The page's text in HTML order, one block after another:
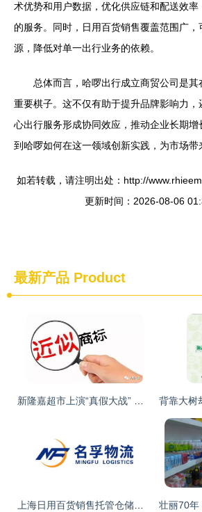
术优势和用户数据，优化供应链和配送效
的服务。同时，日用百货销售覆盖范围广
源，降低对单一出行业务的依赖。
总体而言，哈啰出行成立商贸公司是
重要棋子。这不仅有助于提升品牌影响力
心出行服务形成协同效应，推动企业长期
到哈啰如何在这一领域创新实践，为市场带
如若转载，请注明出处：http://
更新时间：2026-08-06
最新产品 Product
新隆嘉超市上演“真假大战” 沈阳新隆嘉两诉大连新隆嘉百货销售侵权
上海日用百货销售托管仓储费用解析 成本构成与市场行情